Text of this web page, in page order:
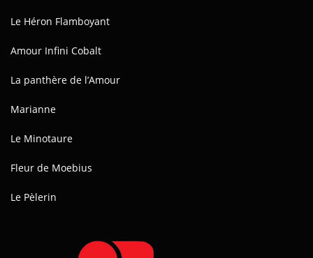
Le Héron Flamboyant
Amour Infini Cobalt
La panthère de l’Amour
Marianne
Le Minotaure
Fleur de Moebius
Le Pèlerin